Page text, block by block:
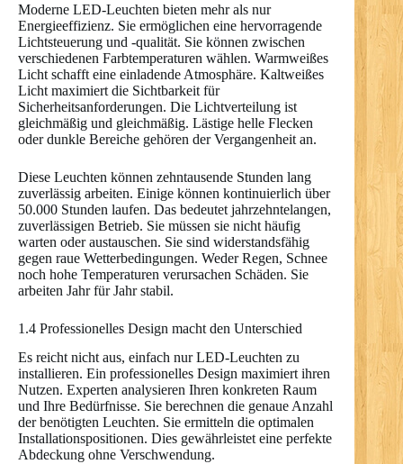
Moderne LED-Leuchten bieten mehr als nur
Energieeffizienz. Sie ermöglichen eine hervorragende
Lichtsteuerung und -qualität. Sie können zwischen
verschiedenen Farbtemperaturen wählen. Warmweißes
Licht schafft eine einladende Atmosphäre. Kaltweißes
Licht maximiert die Sichtbarkeit für
Sicherheitsanforderungen. Die Lichtverteilung ist
gleichmäßig und gleichmäßig. Lästige helle Flecken
oder dunkle Bereiche gehören der Vergangenheit an.
Diese Leuchten können zehntausende Stunden lang
zuverlässig arbeiten. Einige können kontinuierlich über
50.000 Stunden laufen. Das bedeutet jahrzehntelangen,
zuverlässigen Betrieb. Sie müssen sie nicht häufig
warten oder austauschen. Sie sind widerstandsfähig
gegen raue Wetterbedingungen. Weder Regen, Schnee
noch hohe Temperaturen verursachen Schäden. Sie
arbeiten Jahr für Jahr stabil.
1.4 Professionelles Design macht den Unterschied
Es reicht nicht aus, einfach nur LED-Leuchten zu
installieren. Ein professionelles Design maximiert ihren
Nutzen. Experten analysieren Ihren konkreten Raum
und Ihre Bedürfnisse. Sie berechnen die genaue Anzahl
der benötigten Leuchten. Sie ermitteln die optimalen
Installationspositionen. Dies gewährleistet eine perfekte
Abdeckung ohne Verschwendung.